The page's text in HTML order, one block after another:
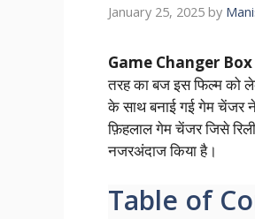
January 25, 2025 by
Game Changer
तरह का बज इस फिल्म को
के साथ बनाई गई गेम चेंजर
फ़िहलाल गेम चेंजर जिसे
नजरअंदाज किया है।
Table of